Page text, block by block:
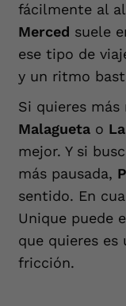
fácilmente al
Merced suele
ese tipo de
y un ritmo
Si quieres
Malagueta o
mejor. Y si
más pausada,
sentido. En
Unique puede
que quieres es
fricción.